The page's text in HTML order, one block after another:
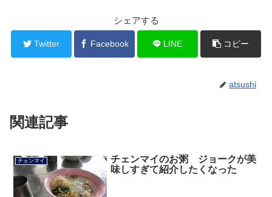
シェアする
Twitter Facebook LINE コピー
atsushi
関連記事
チェンマイ
チェンマイのお粥 ジョークが美
味しすぎて紹介したくなった